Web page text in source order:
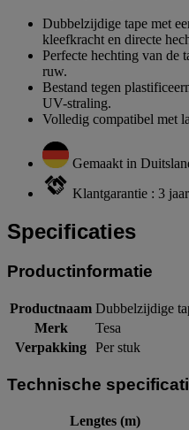
Dubbelzijdige tape met
kleefkracht en directe
Perfecte hechting van de
ruw.
Bestand tegen
UV-straling.
Volledig compatibel met
Gemaakt in
Klantgarantie : 3 jaar
Specificaties
Productinformatie
Productnaam Dubbelzijdige
Merk
Tesa
Verpakking Per stuk
Technische
Lengtes (m)